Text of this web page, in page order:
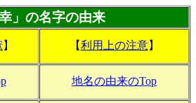
幸」の名字の由来
】 【利用上の注意】
地名の由来のTop